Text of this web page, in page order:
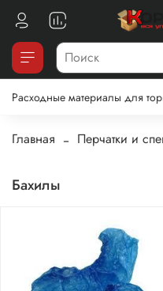
Расходные материалы для
Главная Перчатки и
Бахилы